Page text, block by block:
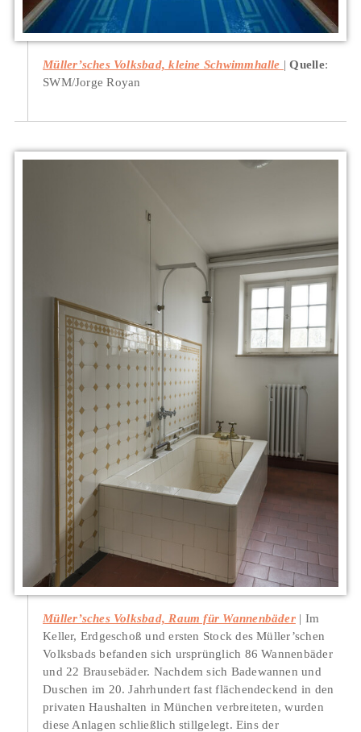
Müller’sches Volksbad, kleine Schwimmhalle Quelle:
SWM/Jorge Royan
Müller’sches Volksbad, Raum für Wannenbäder
Im
Keller, Erdgeschoß und ersten Stock des Müller’schen
Volksbads befanden sich ursprünglich 86 Wannenbäder
und 22 Brausebäder. Nachdem sich Badewannen und
Duschen im 20. Jahrhundert fast flächendeckend in den
privaten Haushalten in München verbreiteten, wurden
diese Anlagen schließlich stillgelegt. Eins der